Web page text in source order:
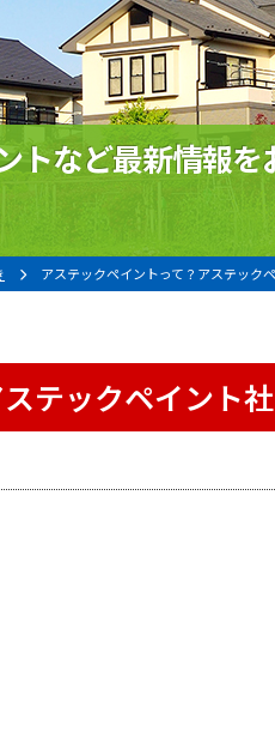
トなど最新情報
アステックペイントって？アステック
テックペイント